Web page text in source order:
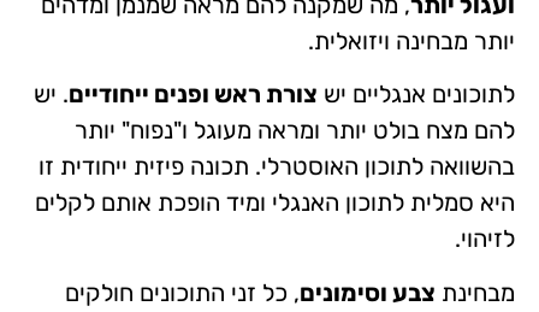
יותר מבחינה ויזואלית.
לתוכונים אנגליים יש צורת ראש ופנים ייחודיים. יש
להם מצח בולט יותר ומראה מעוגל ו"נפוח" יותר
בהשוואה לתוכון האוסטרלי. תכונה פיזית ייחודית זו
היא סמלית לתוכון האנגלי ומיד הופכת אותם לקלים
לזיהוי.
מבחינת צבע וסימונים, כל זני התוכונים חולקים